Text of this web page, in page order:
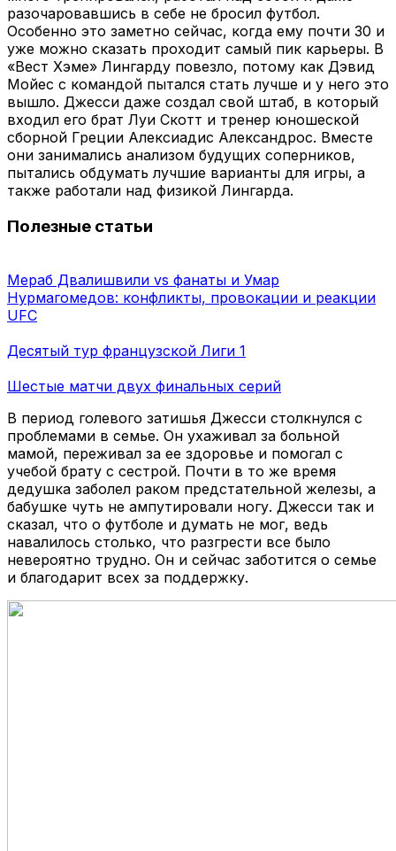
разочаровавшись в себе не бросил футбол.
Особенно это заметно сейчас, когда ему почти 30 и
уже можно сказать проходит самый пик карьеры. В
«Вест Хэме» Лингарду повезло, потому как Дэвид
Мойес с командой пытался стать лучше и у него это
вышло. Джесси даже создал свой штаб, в который
входил его брат Луи Скотт и тренер юношеской
сборной Греции Алексиадис Александрос. Вместе
они занимались анализом будущих соперников,
пытались обдумать лучшие варианты для игры, а
также работали над физикой Лингарда.
Полезные статьи
Мераб Двалишвили vs фанаты и Умар
Нурмагомедов: конфликты, провокации и реакции
UFC
Десятый тур французской Лиги 1
Шестые матчи двух финальных серий
В период голевого затишья Джесси столкнулся с
проблемами в семье. Он ухаживал за больной
мамой, переживал за ее здоровье и помогал с
учебой брату с сестрой. Почти в то же время
дедушка заболел раком предстательной железы, а
бабушке чуть не ампутировали ногу. Джесси так и
сказал, что о футболе и думать не мог, ведь
навалилось столько, что разгрести все было
невероятно трудно. Он и сейчас заботится о семье
и благодарит всех за поддержку.